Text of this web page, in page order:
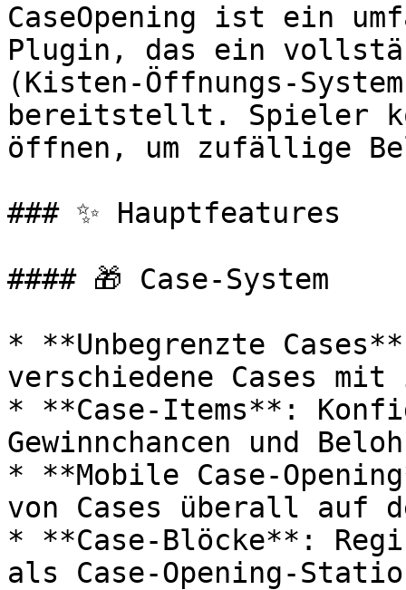
CaseOpening ist ein
Plugin, das ein
(Kisten-Öffnungs-
bereitstellt. Spieler
öffnen, um zufällige
### ✨ Hauptfeatures
#### 🎁 Case-System
* **Unbegrenzte
verschiedene Cases
* **Case-Items**:
Gewinnchancen und
* **Mobile Case-
von Cases überall auf
* **Case-Blöcke**:
als Case-Opening-